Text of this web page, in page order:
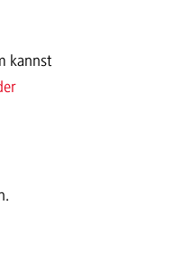
kannst